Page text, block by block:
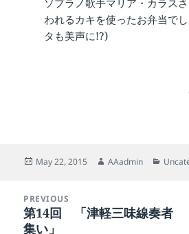
ソプラノ歌手マリア・カラス
われるカキを使ったお弁当で
タも美声に!?)
Posted
May 22, 2015 Author
AAadmin
navigation
PREVIOUS
Previous
post:
第14回 「津軽三味線奏者
集い」